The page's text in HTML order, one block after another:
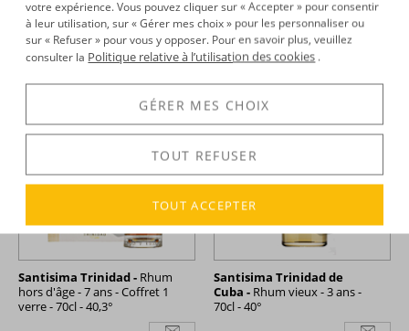
+
63,85 €TTC 44,39 €TTC
Santisima Trinidad - Rhum
hors d'âge - 7 ans - Coffret 1
verre - 70cl - 40,3°
Santisima Trinidad de
Cuba - Rhum vieux - 3 ans -
70cl - 40°
votre expérience. Vous pouvez cliquer sur « Accepter » pour consentir
à leur utilisation, sur « Gérer mes choix » pour les personnaliser ou
sur « Refuser » pour vous y opposer. Pour en savoir plus, veuillez
consulter la Politique relative à l’utilisation des cookies .
GÉRER MES CHOIX
TOUT REFUSER
TOUT ACCEPTER